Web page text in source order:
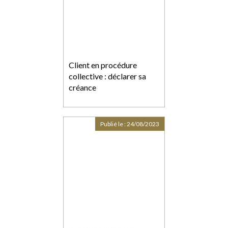
Client en procédure
collective : déclarer sa
créance
Publié le :24/08/2023